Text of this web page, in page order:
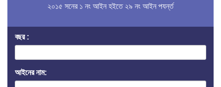
২০১৫ সনের ১ নং আইন হইতে ২৯ নং আইন পযর্ন্ত
বছর :
আইনের নাম: